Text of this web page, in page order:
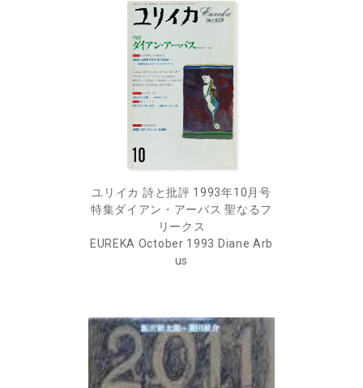
ユリイカ 詩と批評 1993年10月号
特集ダイアン・アーバス 聖なるフ
リークス
EUREKA October 1993 Diane Arb
us